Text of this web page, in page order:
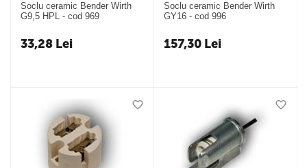
Soclu ceramic Bender Wirth
G9,5 HPL - cod 969
33,28 Lei
Soclu ceramic Bender Wirth
GY16 - cod 996
157,30 Lei